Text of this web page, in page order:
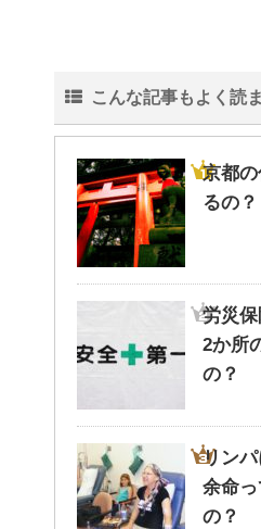
こんな記事もよく読
京都
るの？
労災
2か所
の？
リンパ
余命
の？